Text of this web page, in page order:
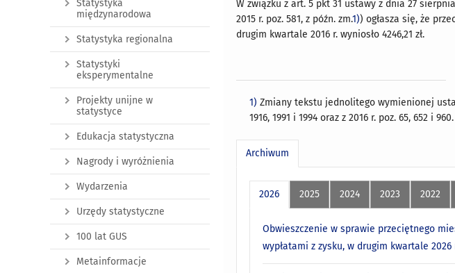
W związku z art. 5 pkt 31 ustawy z dnia 27
2015 r. poz. 581, z późn. zm.1)) ogłasza się, że
drugim kwartale 2016 r. wyniosło 4246,21 zł.
1) Zmiany tekstu jednolitego wymienionej
1916, 1991 i 1994 oraz z 2016 r. poz. 65, 652 i 960.
Archiwum
2026 2025 2024 2023 2022
Obwieszczenie w sprawie przeciętnego
wypłatami z zysku, w drugim kwartale 2026
Statystyka
międzynarodowa
Statystyka regionalna
Statystyki
eksperymentalne
Projekty unijne w
statystyce
Edukacja statystyczna
Nagrody i wyróżnienia
Wydarzenia
Urzędy statystyczne
100 lat GUS
Metainformacje